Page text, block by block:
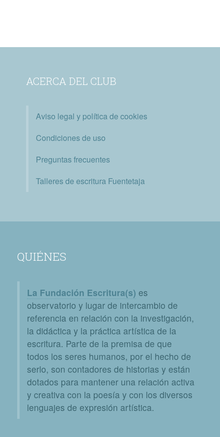
ACERCA DEL CLUB
Aviso legal y política de cookies
Condiciones de uso
Preguntas frecuentes
Talleres de escritura Fuentetaja
QUIÉNES
La Fundación Escritura(s) es
observatorio y lugar de intercambio de
referencia en relación con la investigación,
la didáctica y la práctica artística de la
escritura. Parte de la premisa de que
todos los seres humanos, por el hecho de
serlo, son contadores de historias y están
dotados para mantener una relación activa
y creativa con la poesía y con los diversos
lenguajes de expresión artística.